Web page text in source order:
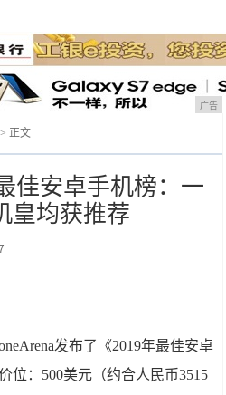
广告
> 正文
佳安卓手机榜：一
皇均获推荐
发布了《2019年最佳安卓
位：500美元（约合人民币3515